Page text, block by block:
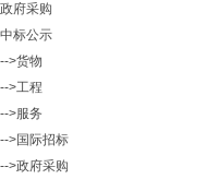
政府采购
中标公示
-->货物
-->工程
-->服务
-->国际招标
-->政府采购